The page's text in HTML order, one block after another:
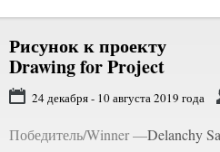
Рисунок к проекту
Drawing for Project
24 декабря - 10 августа 2019 года
Победитель/Winner —Delanchy